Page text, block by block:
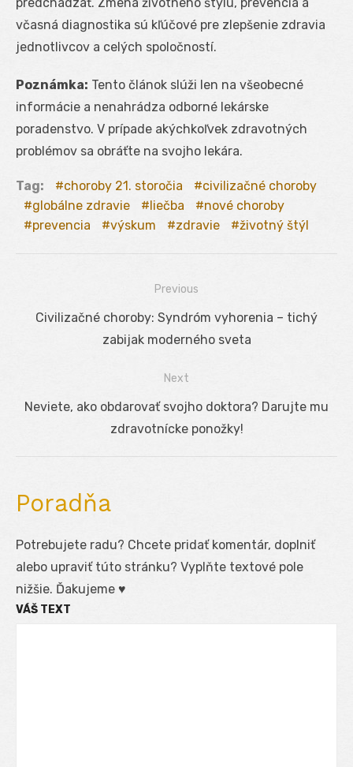
včasná diagnostika sú kľúčové pre zlepšenie zdravia
jednotlivcov a celých spoločností.
Poznámka: Tento článok slúži len na všeobecné
informácie a nenahrádza odborné lekárske
poradenstvo. V prípade akýchkoľvek zdravotných
problémov sa obráťte na svojho lekára.
Tag: choroby 21. storočia
civilizačné choroby
globálne zdravie
liečba
nové choroby
prevencia
výskum zdravie životný štýl
Navigácia
Previous
Previous
Civilizačné choroby: Syndróm vyhorenia – tichý
zabijak moderného sveta
Next
Next
Neviete, ako obdarovať svojho doktora? Darujte mu
zdravotnícke ponožky!
Poradňa
Potrebujete radu? Chcete pridať komentár, doplniť
alebo upraviť túto stránku? Vyplňte textové pole
nižšie. Ďakujeme ♥
VÁŠ TEXT